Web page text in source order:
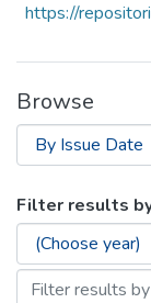
https://
Browse
Browsing
Filter results